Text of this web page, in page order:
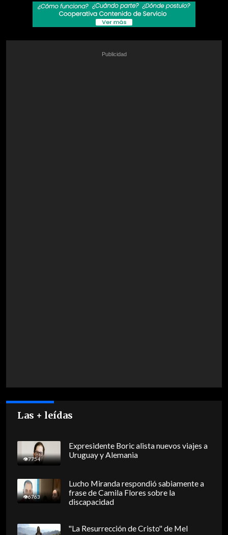
Las + leídas
7754
Expresidente Boric alista nuevos viajes a
Uruguay y Alemania
6763
Lucho Miranda respondió sabiamente a
frase de Camila Flores sobre la
discapacidad
"La Resurrección de Cristo" de Mel